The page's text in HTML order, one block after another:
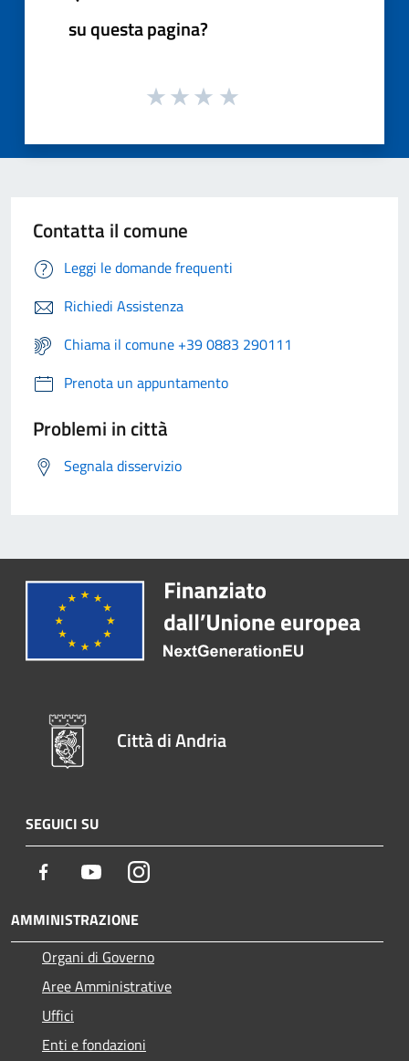
su questa pagina?
Contatta il comune
Leggi le domande frequenti
Richiedi Assistenza
Chiama il comune +39 0883 290111
Prenota un appuntamento
Problemi in città
Segnala disservizio
Città di Andria
SEGUICI SU
Facebook YoutubeInstagram
AMMINISTRAZIONE
Organi di Governo
Aree Amministrative
Uffici
Enti e fondazioni